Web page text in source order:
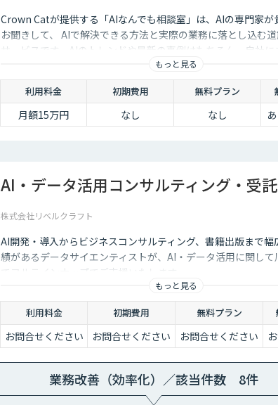
Crown Catが提供する「AIなんでも相談室」は、AIの専門家が
お聞きして、 AIで解決できる方法と実際の業務に落とし込む
サービスです。AIのトレンドや最新の事例はもちろん、自社
価にクイックに知ることができます。もっと見る
利用料金 初期費用 無料プラン
月額15万円 なし なし
AI・データ活用コンサルティング・受
株式会社リベルクラフト
AI開発・導入からビジネスコンサルティング、書籍出版まで幅
績があるデータサイエンティストが、AI・データ活用に関して
でフルラインナップでご支援いたします。
もっと見る
利用料金 初期費用 無料プラン
お問合せください お問合せください お問合せください
業務改善（効率化）／該当件数 8件